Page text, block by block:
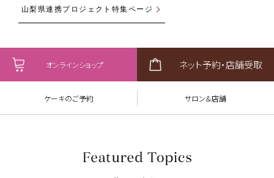
Chocolat banane
山梨県連携プロジェクト特集ページ
大阪カカオ
Financier Story
オンラインショップ ネット予約・店舗受取
ケーキのご予約 サロン＆店舗